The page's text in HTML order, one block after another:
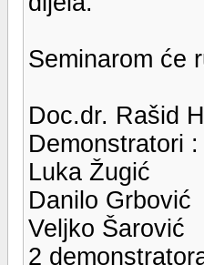
Seminarom će
Doc.dr. Rašid
Demonstratori :
Luka Žugić
Danilo Grbović
Veljko Šarović
2